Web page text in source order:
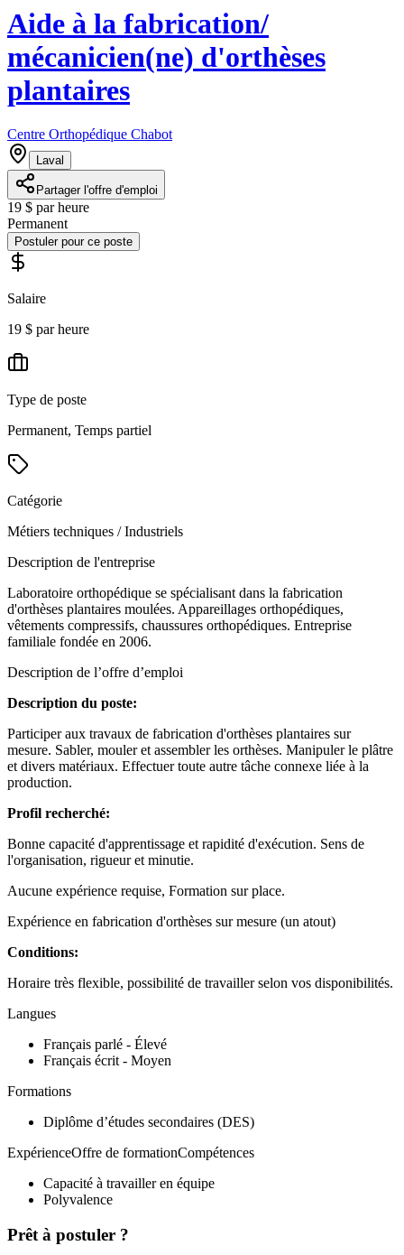
Aide à la fabrication/
mécanicien(ne) d'orthèses
plantaires
Centre Orthopédique Chabot
Laval
Partager l'offre d'emploi
19 $ par heure
Permanent
Postuler pour ce poste
Salaire
19 $ par heure
Type de poste
Permanent, Temps partiel
Catégorie
Métiers techniques / Industriels
Description de l'entreprise
Laboratoire orthopédique se spécialisant dans la fabrication
d'orthèses plantaires moulées. Appareillages orthopédiques,
vêtements compressifs, chaussures orthopédiques. Entreprise
familiale fondée en 2006.
Description de l’offre d’emploi
Description du poste:
Participer aux travaux de fabrication d'orthèses plantaires sur
mesure. Sabler, mouler et assembler les orthèses. Manipuler le plâtre
et divers matériaux. Effectuer toute autre tâche connexe liée à la
production.
Profil recherché:
Bonne capacité d'apprentissage et rapidité d'exécution. Sens de
l'organisation, rigueur et minutie.
Aucune expérience requise, Formation sur place.
Expérience en fabrication d'orthèses sur mesure (un atout)
Conditions:
Horaire très flexible, possibilité de travailler selon vos disponibilités.
Langues
Français parlé - Élevé
Français écrit - Moyen
Formations
Diplôme d’études secondaires (DES)
ExpérienceOffre de formationCompétences
Capacité à travailler en équipe
Polyvalence
Prêt à postuler ?